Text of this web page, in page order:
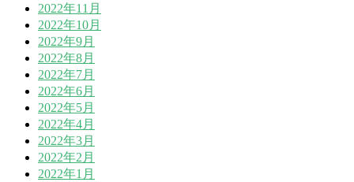
2022年11月
2022年10月
2022年9月
2022年8月
2022年7月
2022年6月
2022年5月
2022年4月
2022年3月
2022年2月
2022年1月